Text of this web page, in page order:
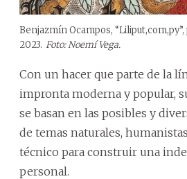
Benjazmín Ocampos,
2023. Foto: Noemí Vega.
Con un hacer que parte de la
impronta moderna y popular,
se basan en las posibles y
de temas naturales,
técnico para construir una
personal.